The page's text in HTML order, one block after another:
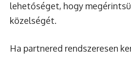
lehetőséget, hogy
közelségét.
Ha partnered rendszeresen